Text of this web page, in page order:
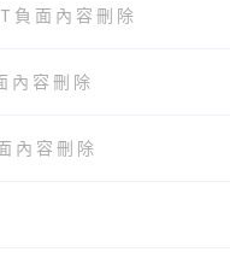
負面內容刪除
內容刪除
內容刪除